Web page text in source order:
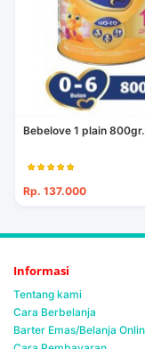
Bebelove 1 plain
Rp. 137.000
Informasi
Tentang kami
Cara Berbelanja
Barter Emas/Belanja